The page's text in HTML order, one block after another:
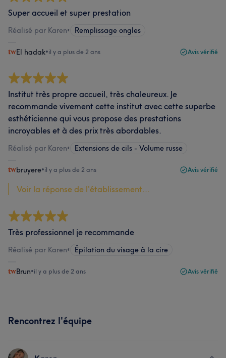
Super accueil et super prestation
Réalisé par Karen• Remplissage ongles
El hadak•il y a plus de 2 ans Avis vérifié
Institut très propre accueil, très chaleureux. Je
recommande vivement cette institut avec cette superbe
esthéticienne qui vous propose des prestations
incroyables et à des prix très abordables.
Réalisé par Karen• Extensions de cils - Volume russe
bruyere•il y a plus de 2 ans Avis vérifié
Voir la réponse de l'établissement...
Très professionnel je recommande
Réalisé par Karen• Épilation du visage à la cire
Brun•il y a plus de 2 ans Avis vérifié
Rencontrez l'équipe